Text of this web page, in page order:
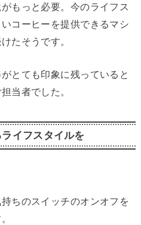
もっと必要。今のライフス
コーヒーを提供できるマシ
たそうです。
とても印象に残っていると
当者でした。
イフスタイルを
ちのスイッチのオンオフを